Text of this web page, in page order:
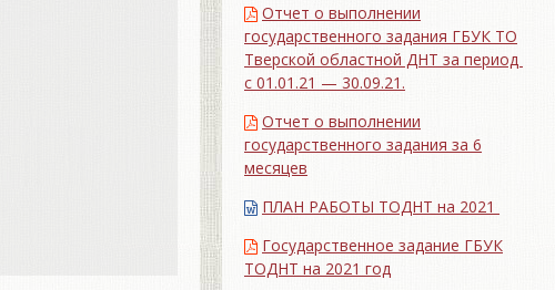
Отчет о выполнении
государственного задания ГБУК ТО
Тверской областной ДНТ за период
с 01.01.21 — 30.09.21.
Отчет о выполнении
государственного задания за 6
месяцев
ПЛАН РАБОТЫ ТОДНТ на 2021
Государственное задание ГБУК
ТОДНТ на 2021 год